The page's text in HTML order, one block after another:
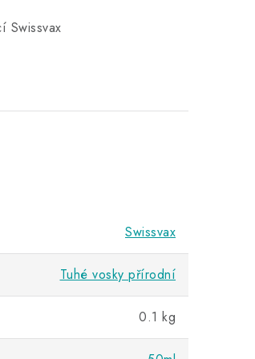
Swissvax
Swissvax
Tuhé vosky přírodní
0.1 kg